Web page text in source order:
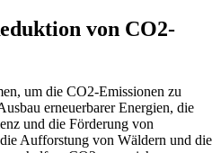
von CO2-
um die CO2-Emissionen zu
erneuerbarer Energien, die
und die Förderung von
Aufforstung von Wäldern und die